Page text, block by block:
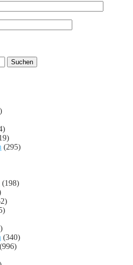
(295)
(198)
(340)
(996)